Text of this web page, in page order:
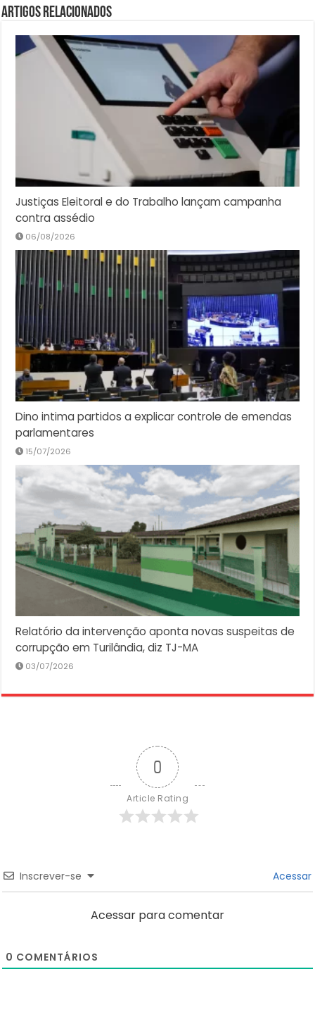
Artigos Relacionados
Justiças Eleitoral e do Trabalho lançam campanha
contra assédio
06/08/2026
Dino intima partidos a explicar controle de emendas
parlamentares
15/07/2026
Relatório da intervenção aponta novas suspeitas de
corrupção em Turilândia, diz TJ-MA
03/07/2026
0
Article Rating
Inscrever-se Acessar
Acessar para comentar
0 COMENTÁRIOS